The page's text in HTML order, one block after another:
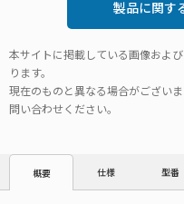
製品に関す
本サイトに掲載している画像およ
ります。
現在のものと異なる場合がござい
問い合わせください。
概要 仕様 型番